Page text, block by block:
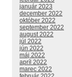
január 2023
december 2022
október 2022
september 2022
august 2022
júl 2022
jún 2022
máj 2022
apríl 2022
marec 2022